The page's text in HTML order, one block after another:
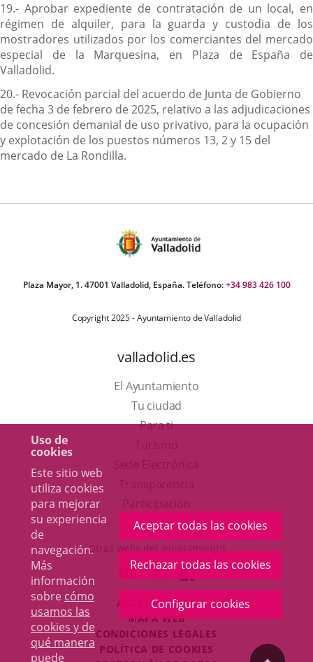
Uso de
cookies
Este sitio web
utiliza cookies
para mejorar
su experiencia
de
navegación.
Más
información
sobre cómo
usamos las
cookies y de
qué manera
puede
Aceptar todas las cookies
Rechazar todas las cookies
Configurar cookies
19.- Aprobar expediente de contratación de un local, en
régimen de alquiler, para la guarda y custodia de los
mostradores utilizados por los comerciantes del mercado
especial de la Marquesina, en Plaza de España de
Valladolid.
20.- Revocación parcial del acuerdo de Junta de Gobierno
de fecha 3 de febrero de 2025, relativo a las adjudicaciones
de concesión demanial de uso privativo, para la ocupación
y explotación de los puestos números 13, 2 y 15 del
mercado de La Rondilla.
Plaza Mayor, 1. 47001 Valladolid, España. Teléfono:+34 983 426 100
Copyright 2025 - Ayuntamiento de Valladolid
valladolid.es
El Ayuntamiento
Tu ciudad
Para ti
en
una
ventana
nueva.
aplicación
externa.
Otras webs del ayuntamiento
ENLACE
A
UNA
APLICACIÓN
EXTERNA.
ENLACE
A
UNA
APLICACIÓN
EXTERNA.
ENLACE
A
UNA
EXTERNA.
ACCESIBILIDAD
MAPA WEB
CONDICIONES LEGALES
POLÍTICA DE COOKIES